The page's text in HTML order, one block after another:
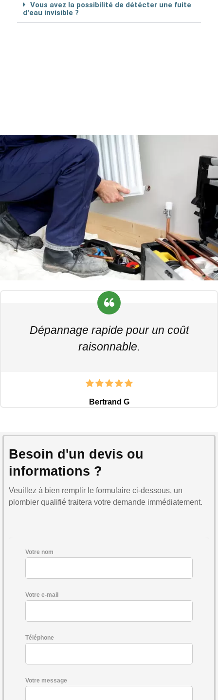
Vous avez la possibilité de détécter une fuite
d'eau invisible ?
Dépannage rapide pour un coût
raisonnable.
Bertrand G
Besoin d'un devis ou
informations ?
Veuillez à bien remplir le formulaire ci-dessous, un
plombier qualifié traitera votre demande immédiatement.
Votre nom
Votre e-mail
Téléphone
Votre message